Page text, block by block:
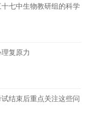
七中生物教研组的科学
复原力
结束后重点关注这些问